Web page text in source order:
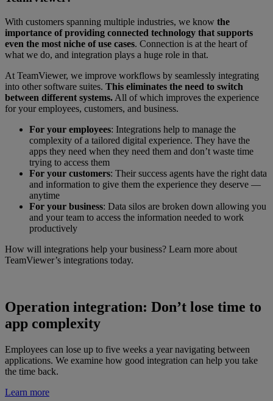
With customers spanning multiple industries, we know the
importance of providing connected technology that supports
even the most niche of use cases. Connection is at the heart of
what we do, and integration plays a huge role in that.
At TeamViewer, we improve workflows by seamlessly integrating
into other software suites. This eliminates the need to switch
between different systems. All of which improves the experience
for your employees, customers, and business.
For your employees: Integrations help to manage the
complexity of a tailored digital experience. They have the
apps they need when they need them and don’t waste time
trying to access them
For your customers: Their success agents have the right data
and information to give them the experience they deserve —
anytime
For your business: Data silos are broken down allowing you
and your team to access the information needed to work
productively
How will integrations help your business? Learn more about
TeamViewer’s integrations today.
Operation integration: Don’t lose time to
app complexity
Employees can lose up to five weeks a year navigating between
applications. We examine how good integration can help you take
the time back.
Learn more